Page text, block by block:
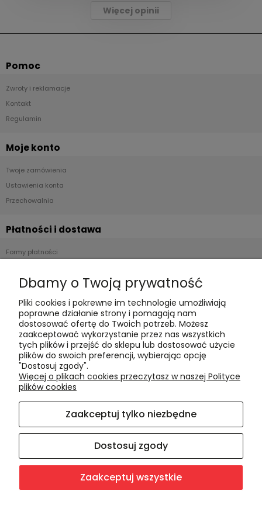
Więcej opinii
Pomoc
Zwroty i reklamacje
Kontakt
Regulamin
Moje konto
Twoje zamówienia
Ustawienia konta
Przechowalnia
Płatności i dostawa
Formy płatności
Polityka cookies
Polityka prywatności
Blog
O nas
Kontakt i dane firmy
Sklep internetowy Shoper.pl
Dbamy o Twoją prywatność
Pliki cookies i pokrewne im technologie umożliwiają
poprawne działanie strony i pomagają nam
dostosować ofertę do Twoich potrzeb. Możesz
zaakceptować wykorzystanie przez nas wszystkich
tych plików i przejść do sklepu lub dostosować użycie
plików do swoich preferencji, wybierając opcję
"Dostosuj zgody".
Więcej o plikach cookies przeczytasz w naszej Polityce
plików cookies
Zaakceptuj tylko niezbędne
Dostosuj zgody
Zaakceptuj wszystkie